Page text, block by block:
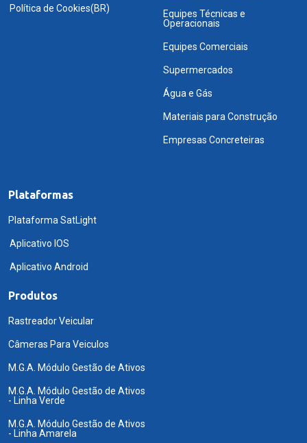
Política de Cookies(BR)
Equipes Técnicas e
Operacionais
Equipes Comerciais
Supermercados
Água e Gás
Materiais para Construção
Empresas Concreteiras
Plataformas
Plataforma SatLight
Aplicativo IOS
Aplicativo Android
Produtos
Rastreador Veicular
Câmeras Para Veiculos
M.G.A. Módulo Gestão de Ativos
M.G.A. Módulo Gestão de Ativos
- Linha Verde
M.G.A. Módulo Gestão de Ativos
- Linha Amarela